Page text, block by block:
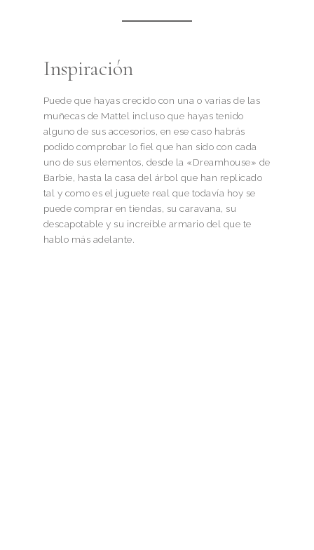
Inspiración
Puede que hayas crecido con una o varias de las
muñecas de Mattel incluso que hayas tenido
alguno de sus accesorios, en ese caso habrás
podido comprobar lo fiel que han sido con cada
uno de sus elementos, desde la «Dreamhouse» de
Barbie, hasta la casa del árbol que han replicado
tal y como es el juguete real que todavía hoy se
puede comprar en tiendas, su caravana, su
descapotable y su increíble armario del que te
hablo más adelante.